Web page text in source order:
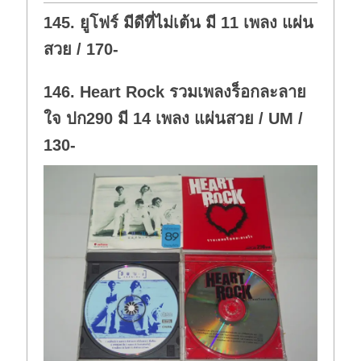
n
.
145. ยูโฟร์ มีดีที่ไม่เต้น มี 11 เพลง แผ่น
สวย / 170-
146. Heart Rock รวมเพลงร็อกละลาย
ใจ ปก290 มี 14 เพลง แผ่นสวย / UM /
130-